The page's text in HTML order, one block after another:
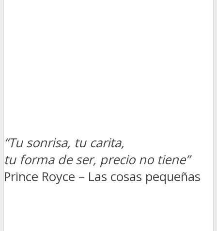
“Tu sonrisa, tu carita,
tu forma de ser, precio no tiene”
Prince Royce – Las cosas pequeñas